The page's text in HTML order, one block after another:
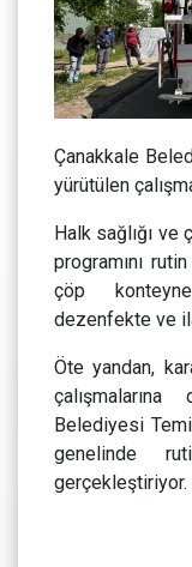
Çanakkale
yürütülen
Halk sağlığı
programını
çöp
dezenfekte ve
Öte yandan,
Belediyesi
genelinde
gerçekleştiriyor.